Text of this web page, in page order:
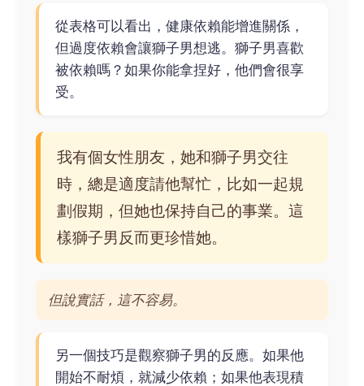
從表格可以看出，健康依賴能增進關係，
但過度依賴會讓獅子男想逃。獅子男喜歡
被依賴嗎？如果你能拿捏好，他們會很享
受。
我有個女性朋友，她和獅子男交往
時，總是適度請他幫忙，比如一起規
劃假期，但她也保持自己的事業。這
樣獅子男反而更珍惜她。
但說實話，這不容易。
另一個技巧是觀察獅子男的反應。如果他
開始不耐煩，就減少依賴；如果他表現積